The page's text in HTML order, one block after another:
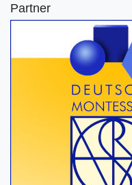
Partner